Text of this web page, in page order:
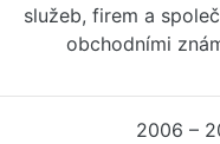
služeb, firem a
obchodními
2006 –